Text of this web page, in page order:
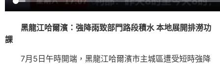
黑龍江哈爾濱：強降雨致部門路段積水 本地展開排澇功
課
7月5日午時開端，黑龍江哈爾濱市主城區遭受短時強降